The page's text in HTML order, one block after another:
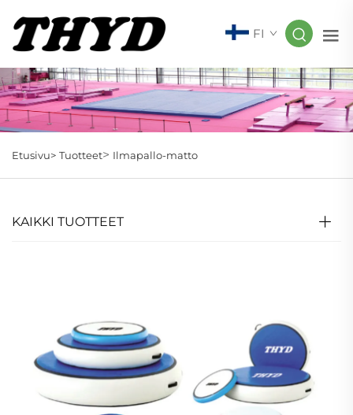
FI
Etusivu> Tuotteet> Ilmapallo-matto
KAIKKI TUOTTEET